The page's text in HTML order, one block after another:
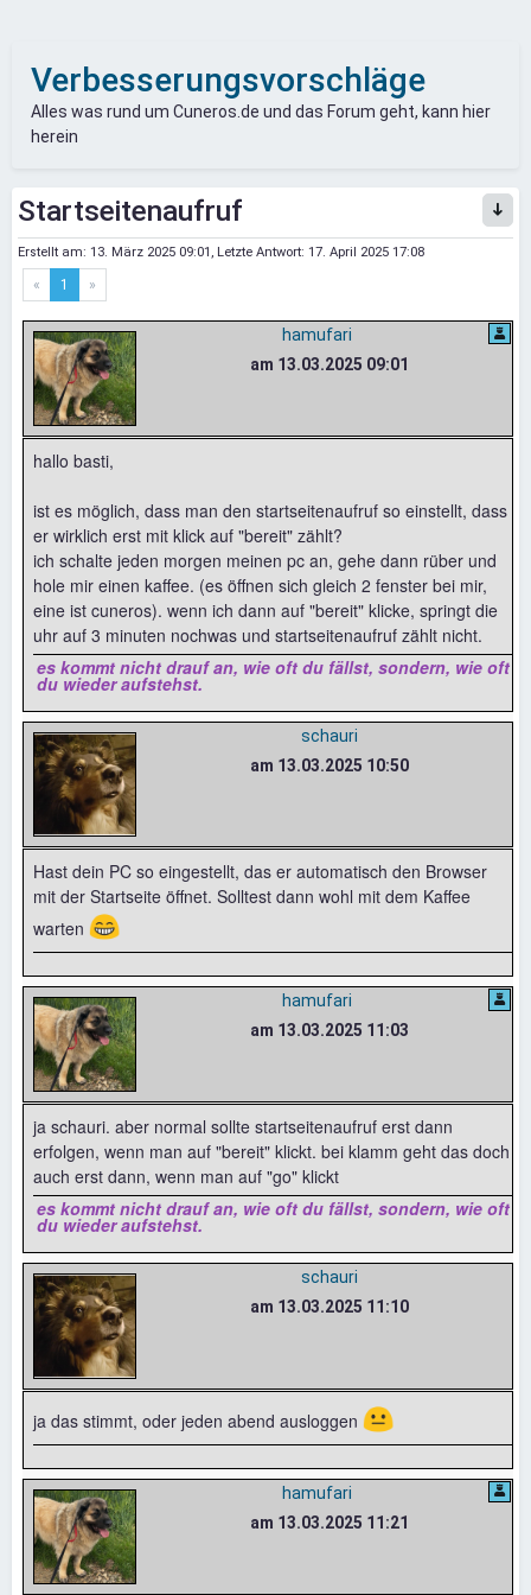
Verbesserungsvorschläge
Alles was rund um Cuneros.de und das Forum geht, kann hier
herein
Startseitenaufruf
Erstellt am: 13. März 2025 09:01 , Letzte Antwort: 17. April 2025 17:08
« 1 »
hamufari
am 13.03.2025 09:01
hallo basti,
ist es möglich, dass man den startseitenaufruf so einstellt, dass
er wirklich erst mit klick auf "bereit" zählt?
ich schalte jeden morgen meinen pc an, gehe dann rüber und
hole mir einen kaffee. (es öffnen sich gleich 2 fenster bei mir,
eine ist cuneros). wenn ich dann auf "bereit" klicke, springt die
uhr auf 3 minuten nochwas und startseitenaufruf zählt nicht.
es kommt nicht drauf an, wie oft du fällst, sondern, wie oft
du wieder aufstehst.
schauri
am 13.03.2025 10:50
Hast dein PC so eingestellt, das er automatisch den Browser
mit der Startseite öffnet. Solltest dann wohl mit dem Kaffee
warten 😁
hamufari
am 13.03.2025 11:03
ja schauri. aber normal sollte startseitenaufruf erst dann
erfolgen, wenn man auf "bereit" klickt. bei klamm geht das doch
auch erst dann, wenn man auf "go" klickt
es kommt nicht drauf an, wie oft du fällst, sondern, wie oft
du wieder aufstehst.
schauri
am 13.03.2025 11:10
ja das stimmt, oder jeden abend ausloggen 😐
hamufari
am 13.03.2025 11:21